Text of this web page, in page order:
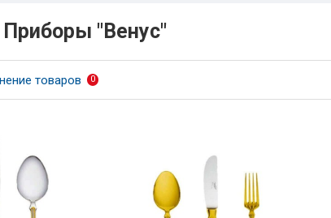
"Венус"
товаров 0